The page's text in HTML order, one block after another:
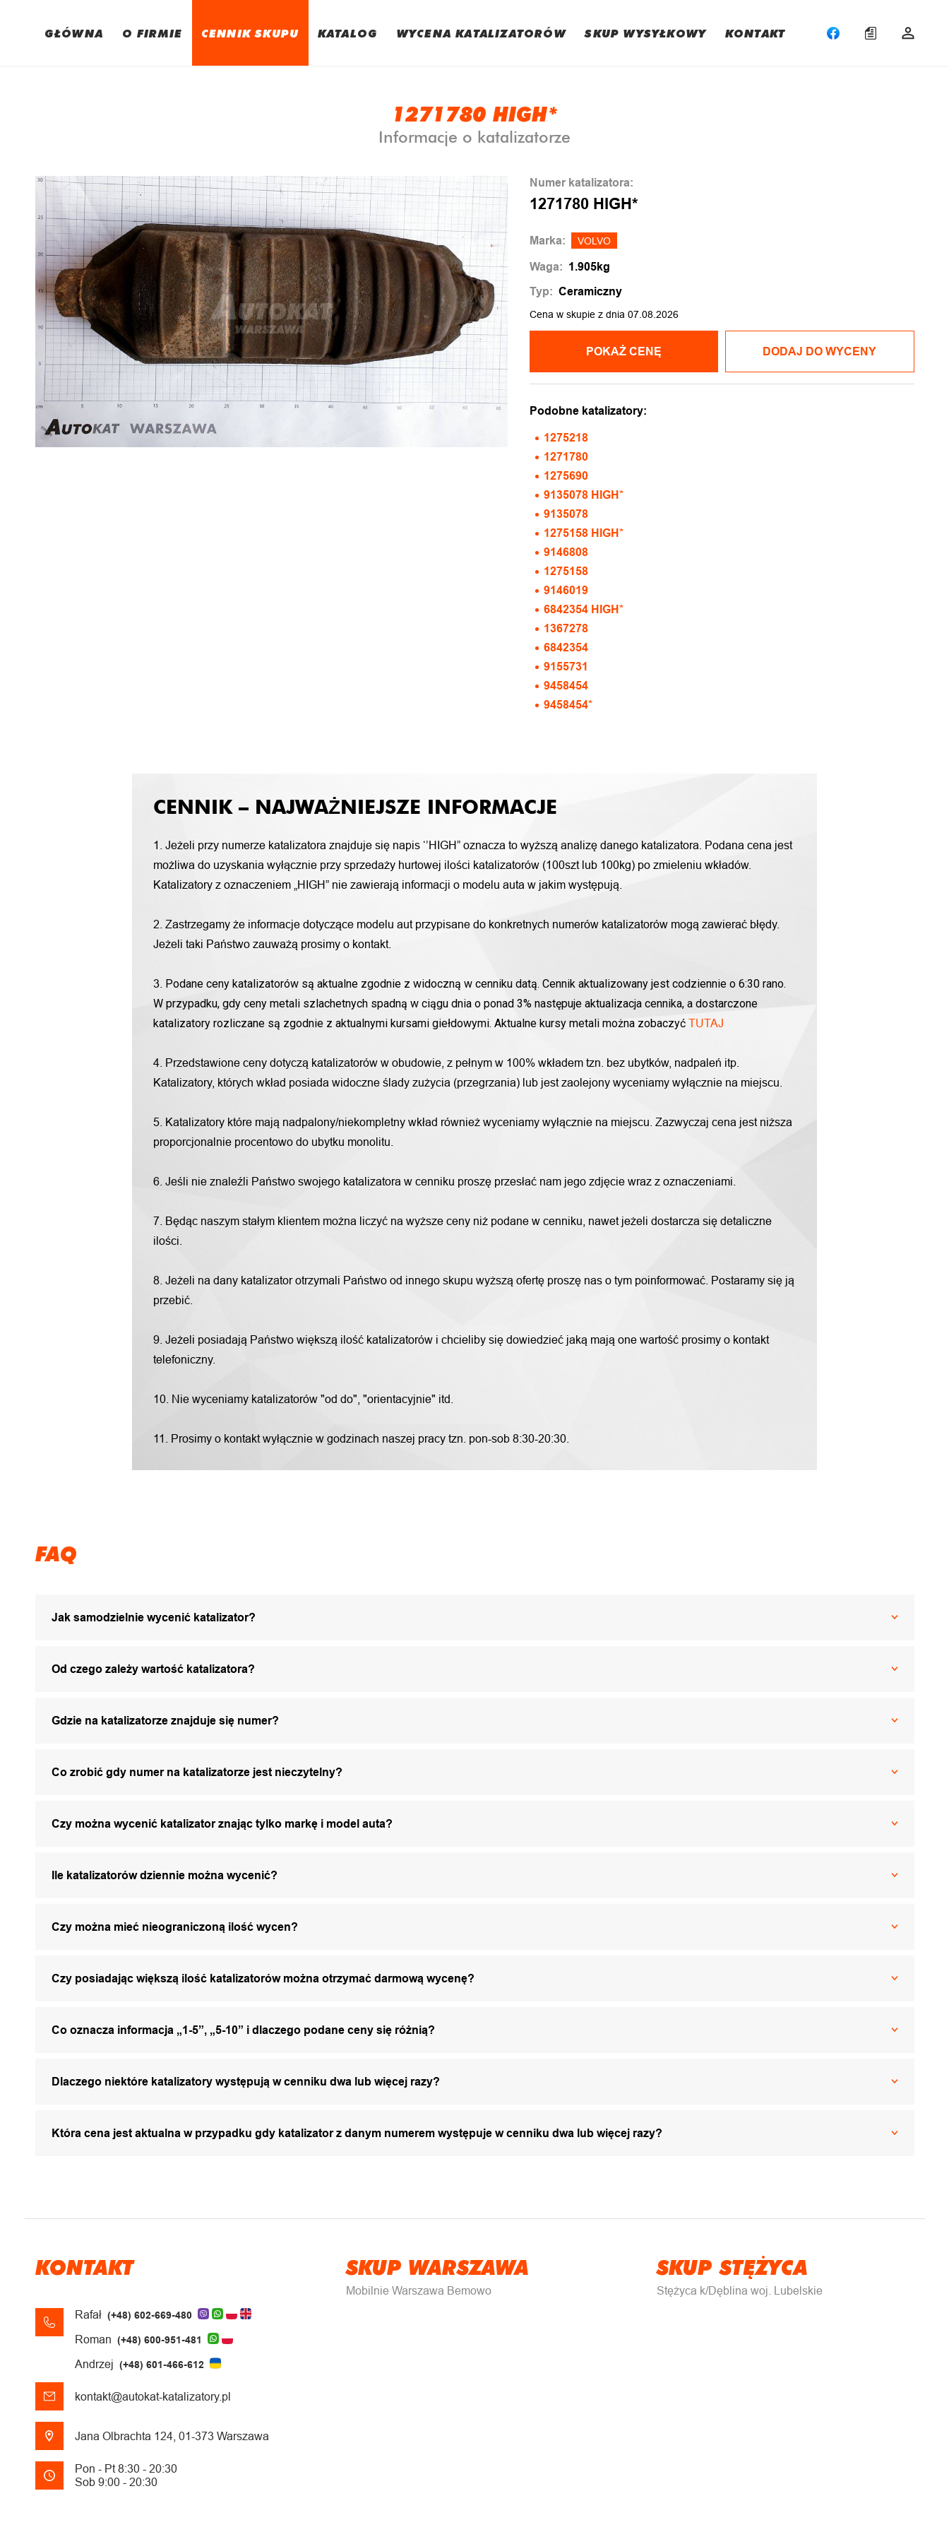
GŁÓWNA O FIRMIE CENNIK SKUPU KATALOG WYCENA KATALIZATORÓW SKUP WYSYŁKOWY KONTAKT
1271780 HIGH*
Informacje o katalizatorze
Numer katalizatora:
1271780 HIGH*
Marka: VOLVO
Waga: 1.905kg
Typ: Ceramiczny
Cena w skupie z dnia 07.08.2026
POKAŻ CENĘ DODAJ DO WYCENY
Podobne katalizatory:
1275218
1271780
1275690
9135078 HIGH*
9135078
1275158 HIGH*
9146808
1275158
9146019
6842354 HIGH*
1367278
6842354
9155731
9458454
9458454*
CENNIK – NAJWAŻNIEJSZE INFORMACJE
1. Jeżeli przy numerze katalizatora znajduje się napis ‘’HIGH” oznacza to wyższą analizę danego katalizatora. Podana cena jest
możliwa do uzyskania wyłącznie przy sprzedaży hurtowej ilości katalizatorów (100szt lub 100kg) po zmieleniu wkładów.
Katalizatory z oznaczeniem „HIGH” nie zawierają informacji o modelu auta w jakim występują.
2. Zastrzegamy że informacje dotyczące modelu aut przypisane do konkretnych numerów katalizatorów mogą zawierać błędy.
Jeżeli taki Państwo zauważą prosimy o kontakt.
3. Podane ceny katalizatorów są aktualne zgodnie z widoczną w cenniku datą. Cennik aktualizowany jest codziennie o 6:30 rano.
W przypadku, gdy ceny metali szlachetnych spadną w ciągu dnia o ponad 3% następuje aktualizacja cennika, a dostarczone
katalizatory rozliczane są zgodnie z aktualnymi kursami giełdowymi. Aktualne kursy metali można zobaczyć TUTAJ
4. Przedstawione ceny dotyczą katalizatorów w obudowie, z pełnym w 100% wkładem tzn. bez ubytków, nadpaleń itp.
Katalizatory, których wkład posiada widoczne ślady zużycia (przegrzania) lub jest zaolejony wyceniamy wyłącznie na miejscu.
5. Katalizatory które mają nadpalony/niekompletny wkład również wyceniamy wyłącznie na miejscu. Zazwyczaj cena jest niższa
proporcjonalnie procentowo do ubytku monolitu.
6. Jeśli nie znaleźli Państwo swojego katalizatora w cenniku proszę przesłać nam jego zdjęcie wraz z oznaczeniami.
7. Będąc naszym stałym klientem można liczyć na wyższe ceny niż podane w cenniku, nawet jeżeli dostarcza się detaliczne
ilości.
8. Jeżeli na dany katalizator otrzymali Państwo od innego skupu wyższą ofertę proszę nas o tym poinformować. Postaramy się ją
przebić.
9. Jeżeli posiadają Państwo większą ilość katalizatorów i chcieliby się dowiedzieć jaką mają one wartość prosimy o kontakt
telefoniczny.
10. Nie wyceniamy katalizatorów "od do", "orientacyjnie" itd.
11. Prosimy o kontakt wyłącznie w godzinach naszej pracy tzn. pon-sob 8:30-20:30.
FAQ
Jak samodzielnie wycenić katalizator?
Od czego zależy wartość katalizatora?
Gdzie na katalizatorze znajduje się numer?
Co zrobić gdy numer na katalizatorze jest nieczytelny?
Czy można wycenić katalizator znając tylko markę i model auta?
Ile katalizatorów dziennie można wycenić?
Czy można mieć nieograniczoną ilość wycen?
Czy posiadając większą ilość katalizatorów można otrzymać darmową wycenę?
Co oznacza informacja „1-5”, „5-10” i dlaczego podane ceny się różnią?
Dlaczego niektóre katalizatory występują w cenniku dwa lub więcej razy?
Która cena jest aktualna w przypadku gdy katalizator z danym numerem występuje w cenniku dwa lub więcej razy?
KONTAKT
Rafał (+48) 602-669-480
Roman (+48) 600-951-481
Andrzej (+48) 601-466-612
kontakt@autokat-katalizatory.pl
Jana Olbrachta 124, 01-373 Warszawa
Pon - Pt 8:30 - 20:30
Sob 9:00 - 20:30
SKUP WARSZAWA
Mobilnie Warszawa Bemowo
SKUP STĘŻYCA
Stężyca k/Dęblina woj. Lubelskie